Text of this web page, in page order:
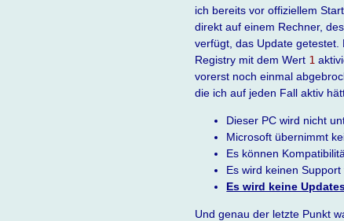
ich bereits vor offiziellem
direkt auf einem Rechner,
verfügt, das Update
Registry mit dem Wert 1
vorerst noch einmal
die ich auf jeden Fall aktiv
Dieser PC wird nicht
Microsoft übernimmt
Es können
Es wird keinen
Es wird keine
Und genau der letzte Punkt